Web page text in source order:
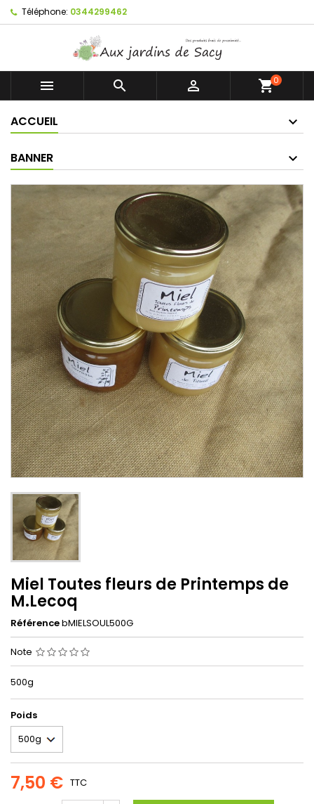
Téléphone: 0344299462
   shopping_cart0
ACCUEIL
BANNER
Miel Toutes fleurs de Printemps de
M.Lecoq
RéférencebMIELSOUL500G
Note
500g
Poids
7,50 € TTC